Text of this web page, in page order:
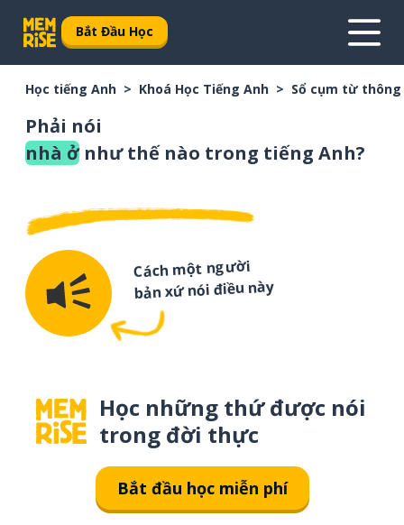
Bắt Đầu Học
Học tiếng Anh Khoá Học Tiếng Anh Sổ cụm từ
Phải nói
nhà ởnhư thế nào trong tiếng Anh?
Cách một người
bản xứ nói điều này
Học những thứ được nói
trong đời thực
Bắt đầu học miễn phí